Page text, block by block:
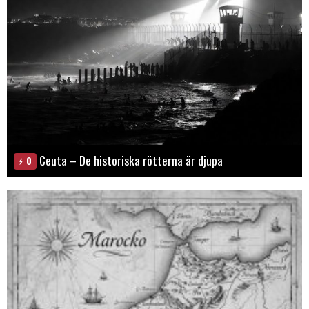
0 Ceuta – De historiska rötterna är djupa